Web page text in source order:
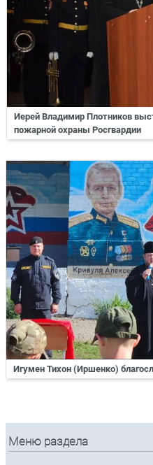
Иерей Владимир Плотников
пожарной охраны Росгвардии
Игумен Тихон (Иршенко)
Меню раздела